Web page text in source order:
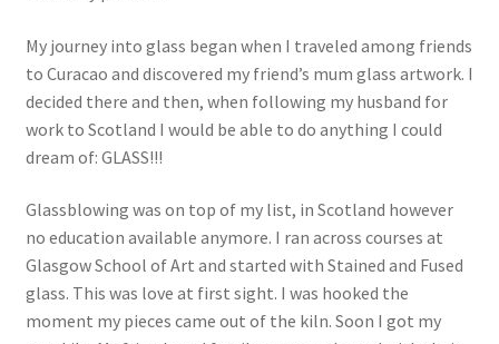
My journey into glass began when I traveled among friends
to Curacao and discovered my friend’s mum glass artwork. I
decided there and then, when following my husband for
work to Scotland I would be able to do anything I could
dream of: GLASS!!!
Glassblowing was on top of my list, in Scotland however
no education available anymore. I ran across courses at
Glasgow School of Art and started with Stained and Fused
glass. This was love at first sight. I was hooked the
moment my pieces came out of the kiln. Soon I got my